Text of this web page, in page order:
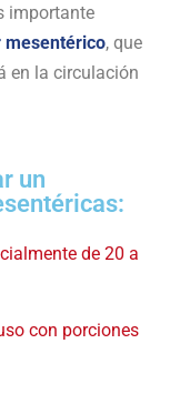
importante
mesentérico, que
en la circulación
un
de 20 a
con porciones